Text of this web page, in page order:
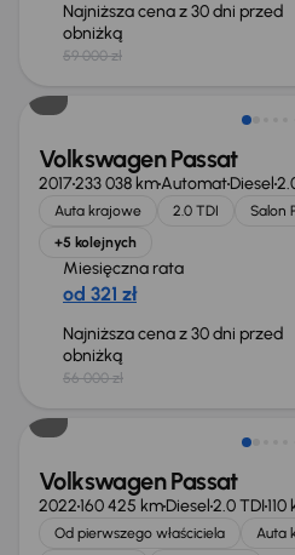
Najniższa cena z 30 dni przed
obniżką
59 000 zł
Taniej o 2 000 zł
Volkswagen Passat
2017233 038 kmAutomatDiesel
Auta krajowe 2.0 TDI Salon
+5 kolejnych
Miesięczna rata
od 321 zł
Najniższa cena z 30 dni przed
obniżką
56 000 zł
Taniej o 5 000 zł
Volkswagen Passat
2022160 425 kmDiesel2.0 TDI110
Od pierwszego właściciela Auta